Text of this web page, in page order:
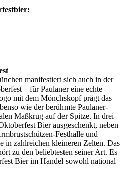
manifestiert sich auch in der
– für Paulaner eine echte
mit dem Mönchskopf prägt das
wie der berühmte Paulaner-
Maßkrug auf der Spitze. In drei
Bier ausgeschenkt, neben
Festhalle und
in zahlreichen kleineren Zelten. Das
zu den beliebtesten seiner Art. Es
Bier im Handel sowohl national